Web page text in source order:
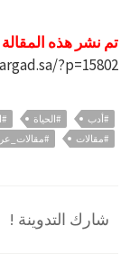
تم نشر هذه
?p=15802
#أدب #الحياة
#مقالات
شارك التدوينة !